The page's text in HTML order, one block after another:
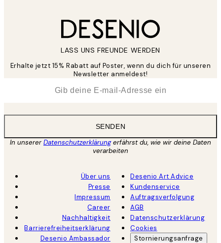
LASS UNS FREUNDE WERDEN
Erhalte jetzt 15% Rabatt auf Poster, wenn du dich für unseren
Newsletter anmeldest!
SENDEN
In unsererDatenschutzerklärungerfährst du, wie wir deine Daten
verarbeiten
Über uns
Presse
Impressum
Career
Nachhaltigkeit
Barrierefreiheitserklärung
Desenio Ambassador
Desenio Art Advice
Kundenservice
Auftragsverfolgung
AGB
Datenschutzerklärung
Cookies
Stornierungsanfrage